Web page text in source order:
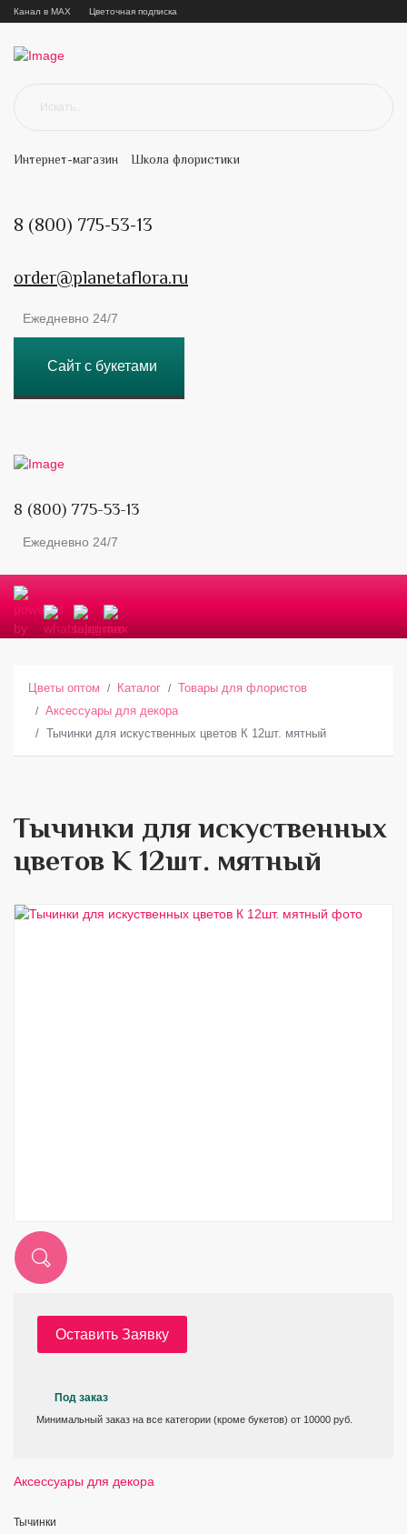
Канал в MAX Цветочная подписка
Интернет-магазин Школа флористики
8 (800) 775-53-13
order@planetaflora.ru
Ежедневно 24/7
Сайт с букетами
8 (800) 775-53-13
Ежедневно 24/7
Цветы оптом Каталог
Товары для флористов
Аксессуары для декора
Тычинки для искуственных цветов К 12шт. мятный
Тычинки для искуственных
цветов К 12шт. мятный
Оставить Заявку
Под заказ
Минимальный заказ на все категории (кроме букетов) от 10000 руб.
Аксессуары для декора
Тычинки